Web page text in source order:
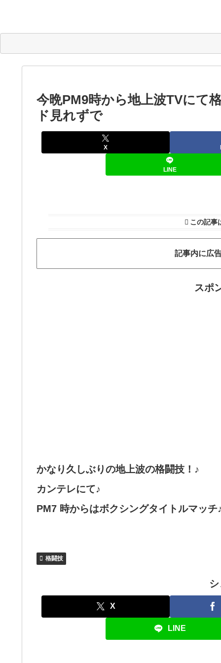
今晩PM9時から地上波TVにて
ド見れずで
X
LINE
この記事
記事内に広
スポ
かなり久しぶりの地上波の格闘技！♪
カンテレにて♪
PM7 時からはボクシングタイトルマッチ
格闘技
X
LINE